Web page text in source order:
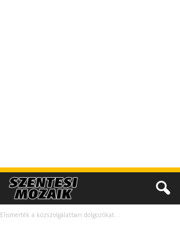
Elismerték a közszolgálatban dolgozókat…